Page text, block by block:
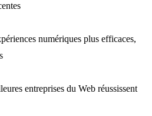
numériques plus efficaces,
entreprises du Web réussissent